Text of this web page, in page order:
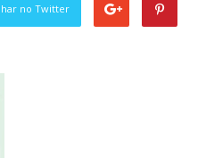
no Twitter